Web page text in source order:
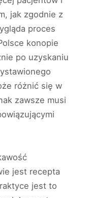
jak zgodnie z
proces
konopie
po uzyskaniu
różnić się w
zawsze musi
jest recepta
jest to